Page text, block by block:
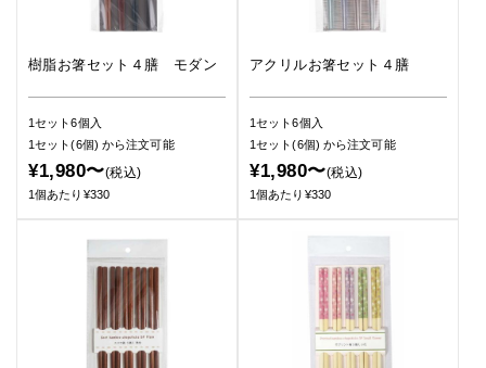
樹脂お箸セット４膳 モダン
1セット6個入
1セット(6個) から注文可能
¥1,980〜(税込)
1個あたり¥330
アクリルお箸セット４膳
1セット6個入
1セット(6個) から注文可能
¥1,980〜(税込)
1個あたり¥330